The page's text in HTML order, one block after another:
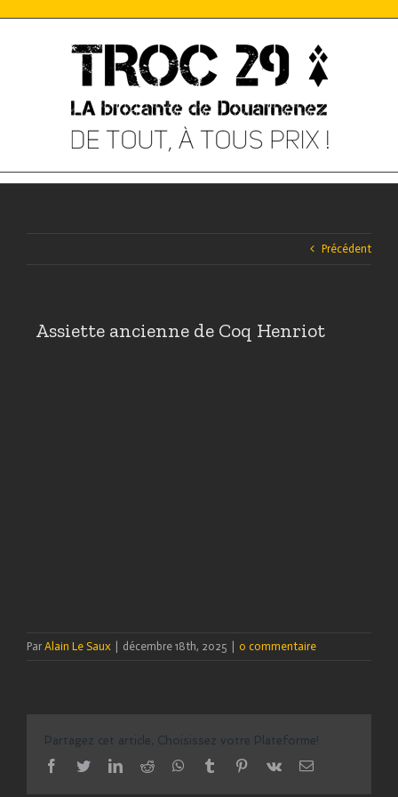
Précédent
Assiette ancienne de Coq Henriot
Par Alain Le Saux décembre 18th, 2025 0 commentaire
Partagez cet article, Choisissez votre Plateforme!
facebook
twitterlinkedinreddit whatsapptumblr pinterest
vk Email